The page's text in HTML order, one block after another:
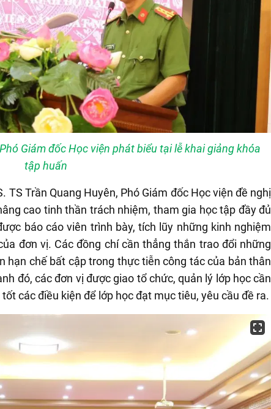
Giám đốc Học viện phát biểu tại lễ khai giảng khóa
tập huấn
TS Trần Quang Huyên, Phó Giám đốc Học viện đề nghị
cao tinh thần trách nhiệm, tham gia học tập đầy đủ
báo cáo viên trình bày, tích lũy những kinh nghiệm
đơn vị. Các đồng chí cần thẳng thắn trao đổi những
hạn chế bất cập trong thực tiễn công tác của bản thân
đó, các đơn vị được giao tổ chức, quản lý lớp học cần
các điều kiện để lớp học đạt mục tiêu, yêu cầu đề ra.